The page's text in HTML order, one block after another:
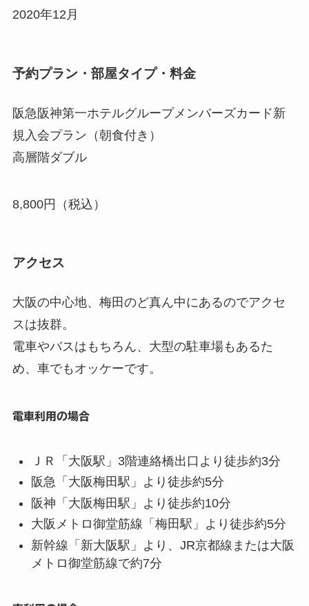
2020年12月
予約プラン・部屋タイプ・料金
阪急阪神第一ホテルグループメンバーズカード新
規入会プラン（朝食付き）
高層階ダブル
8,800円（税込）
アクセス
大阪の中心地、梅田のど真ん中にあるのでアクセ
スは抜群。
電車やバスはもちろん、大型の駐車場もあるた
め、車でもオッケーです。
電車利用の場合
ＪＲ「大阪駅」3階連絡橋出口より徒歩約3分
阪急「大阪梅田駅」より徒歩約5分
阪神「大阪梅田駅」より徒歩約10分
大阪メトロ御堂筋線「梅田駅」より徒歩約5分
新幹線「新大阪駅」より、JR京都線または大阪
メトロ御堂筋線で約7分